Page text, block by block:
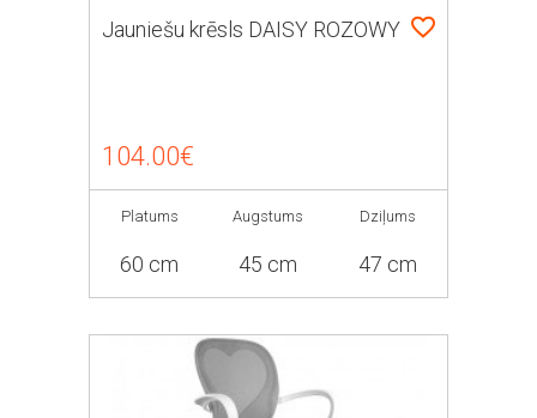
Jauniešu krēsls DAISY ROZOWY
104.00€
Platums
60 cm
Augstums
45 cm
Dziļums
47 cm